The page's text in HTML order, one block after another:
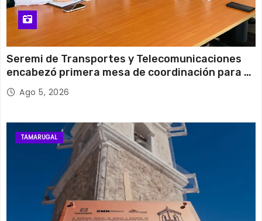
Seremi de Transportes y Telecomunicaciones
encabezó primera mesa de coordinación para el
retiro de cables en desuso en Iquique
Ago 5, 2026
TAMARUGAL